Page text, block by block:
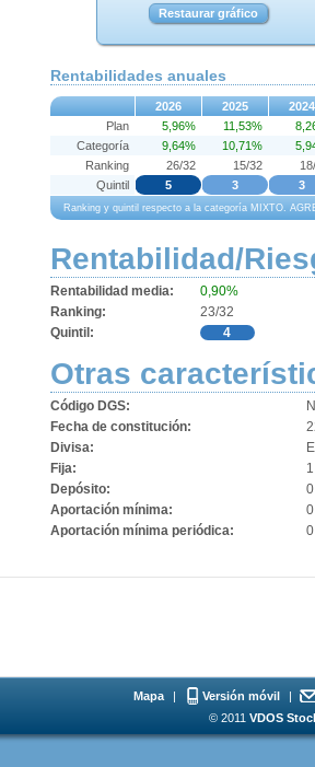
Restaurar gráfico
Rentabilidades anuales
2026 2025 2024
Ranking y quintil respecto a la categoría MIXTO.
Plan 5,96% 11,53%
Categoría
9,64% 10,71%
Ranking
26/32 15/32
Quintil
5 3 3
Rentabilidad/
Rentabilidad media:
0,90%
Ranking:
23/32
Quintil:
4
Otras
Código DGS:
Fecha de constitución:
Divisa:
Fija:
Depósito:
Aportación mínima:
Aportación mínima periódica:
Mapa | Versión móvil
|
© 2011 VDOS